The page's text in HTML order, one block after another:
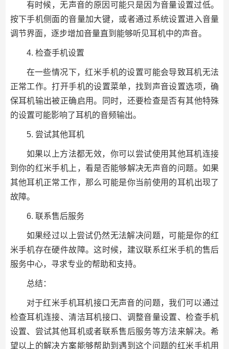
有时候，无声音的原因可能只是因为音量设置过低。
按下手机侧面的音量加大键，或者通过系统设置进入音量
调节界面，逐步增加音量直到能够听见耳机中的声音。
4. 检查手机设置
在一些情况下，红米手机的设置可能会导致耳机无法
正常工作。打开手机的设置菜单，找到声音设置选项，确
保耳机输出被正确启用。同时，还要检查是否有其他特殊
的设置可能影响了耳机的音频输出。
5. 尝试其他耳机
如果以上方法都无效，你可以尝试使用其他耳机连接
到你的红米手机上，看是否能够解决无声音的问题。如果
其他耳机正常工作，那么可能是你当前使用的耳机出现了
故障。
6. 联系售后服务
如果经过以上尝试仍然无法解决问题，可能是你的红
米手机存在硬件故障。这时候，建议联系红米手机的售后
服务中心，寻求专业的帮助和支持。
总结：
对于红米手机耳机接口无声音的问题，我们可以通过
检查耳机连接、清洁耳机接口、调整音量设置、检查手机
设置、尝试其他耳机或者联系售后服务等方法来解决。希
望以上的解决方案能够帮助到遇到这个问题的红米手机用